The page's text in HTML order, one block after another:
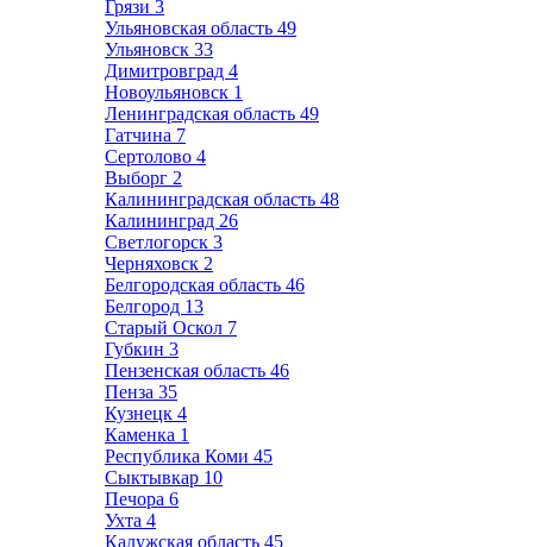
Грязи 3
Ульяновская область 49
Ульяновск 33
Димитровград 4
Новоульяновск 1
Ленинградская область 49
Гатчина 7
Сертолово 4
Выборг 2
Калининградская область 48
Калининград 26
Светлогорск 3
Черняховск 2
Белгородская область 46
Белгород 13
Старый Оскол 7
Губкин 3
Пензенская область 46
Пенза 35
Кузнецк 4
Каменка 1
Республика Коми 45
Сыктывкар 10
Печора 6
Ухта 4
Калужская область 45